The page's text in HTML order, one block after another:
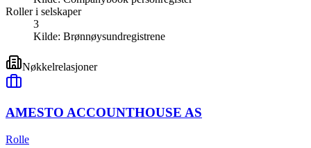
Roller i selskaper
3
Kilde: Brønnøysundregistrene
Nøkkelrelasjoner
AMESTO ACCOUNTHOUSE AS
Rolle